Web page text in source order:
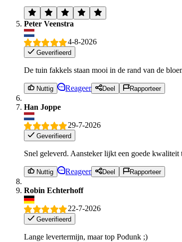
Peter Veenstra
4-8-2026
Geverifieerd
De tuin fakkels staan mooi in de rand van de
Nuttig Reageer Deel Rapporteer
Han Joppe
29-7-2026
Geverifieerd
Snel geleverd. Aansteker lijkt een goede
Nuttig Reageer Deel Rapporteer
Robin Echterhoff
22-7-2026
Geverifieerd
Lange levertermijn, maar top Podunk ;)